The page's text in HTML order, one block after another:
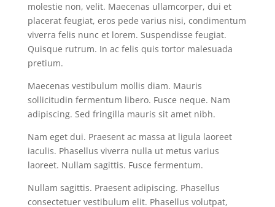
molestie non, velit. Maecenas ullamcorper, dui et
placerat feugiat, eros pede varius nisi, condimentum
viverra felis nunc et lorem. Suspendisse feugiat.
Quisque rutrum. In ac felis quis tortor malesuada
pretium.
Maecenas vestibulum mollis diam. Mauris
sollicitudin fermentum libero. Fusce neque. Nam
adipiscing. Sed fringilla mauris sit amet nibh.
Nam eget dui. Praesent ac massa at ligula laoreet
iaculis. Phasellus viverra nulla ut metus varius
laoreet. Nullam sagittis. Fusce fermentum.
Nullam sagittis. Praesent adipiscing. Phasellus
consectetuer vestibulum elit. Phasellus volutpat,